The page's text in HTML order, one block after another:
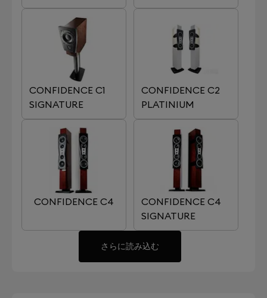
CONFIDENCE C1
SIGNATURE
CONFIDENCE C2
PLATINIUM
CONFIDENCE C4
CONFIDENCE C4
SIGNATURE
さらに読み込む